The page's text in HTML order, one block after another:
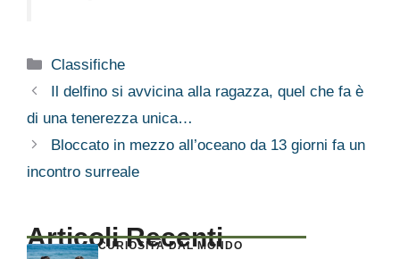
Categorie
Classifiche
Il delfino si avvicina alla ragazza, quel che fa è
di una tenerezza unica…
Bloccato in mezzo all’oceano da 13 giorni fa un
incontro surreale
Articoli Recenti
CURIOSITÀ DAL MONDO